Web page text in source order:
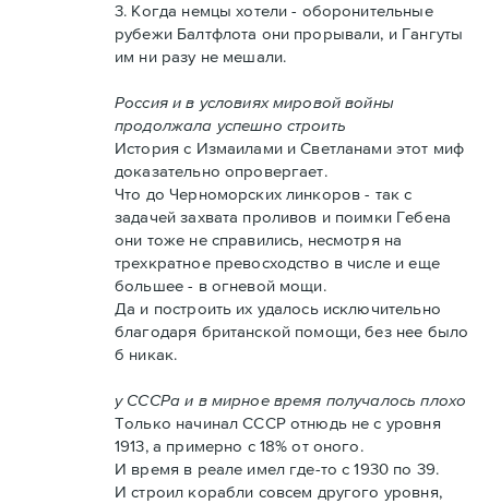
3. Когда немцы хотели - оборонительные
рубежи Балтфлота они прорывали, и Гангуты
им ни разу не мешали.
Россия и в условиях мировой войны
продолжала успешно строить
История с Измаилами и Светланами этот миф
доказательно опровергает.
Что до Черноморских линкоров - так с
задачей захвата проливов и поимки Гебена
они тоже не справились, несмотря на
трехкратное превосходство в числе и еще
большее - в огневой мощи.
Да и построить их удалось исключительно
благодаря британской помощи, без нее было
б никак.
у СССРа и в мирное время получалось плохо
Только начинал СССР отнюдь не с уровня
1913, а примерно с 18% от оного.
И время в реале имел где-то с 1930 по 39.
И строил корабли совсем другого уровня,